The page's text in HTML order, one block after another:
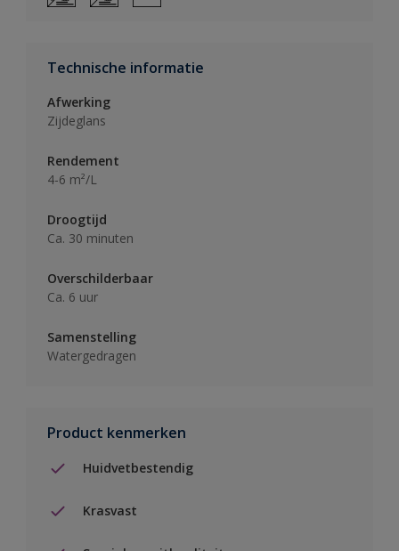
Technische informatie
Afwerking
Zijdeglans
Rendement
4-6 m²/L
Droogtijd
Ca. 30 minuten
Overschilderbaar
Ca. 6 uur
Samenstelling
Watergedragen
Product kenmerken
Huidvetbestendig
Krasvast